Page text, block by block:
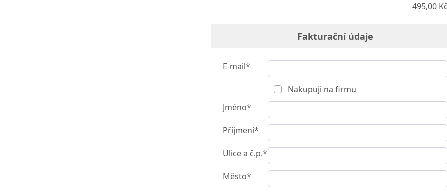
495,00 Kč
Fakturační údaje
E-mail*
Nakupuji na firmu
Jméno*
Příjmení*
Ulice a č.p.*
Město*